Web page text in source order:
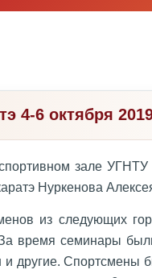
4-6 октября
зале
Нуркенова
из следующих
время семинары
другие. Спортсмены